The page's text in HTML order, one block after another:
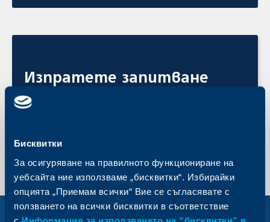
Бисквитки
За осигуряване на правилното функциониране на
уебсайта ние използваме „бисквитки“. Избирайки
опцията „Приемам всички“ Вие се съгласявате с
ползването на всички бисквитки в съответствие
Изпратете запитване
Подайте своята заявка онлайн още сега и получете
обратна връзка от експерт на ОББ.